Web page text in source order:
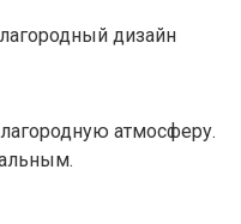
дизайн
атмосферу.